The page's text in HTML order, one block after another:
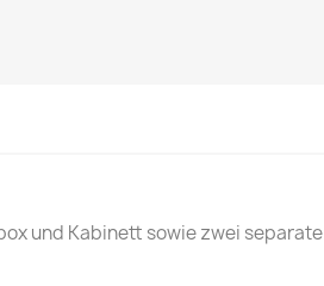
und Kabinett sowie zwei separate